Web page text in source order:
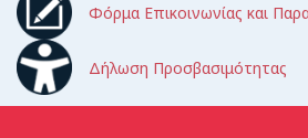
Φόρμα Επικοινωνίας και
Δήλωση Προσβασιμότητας